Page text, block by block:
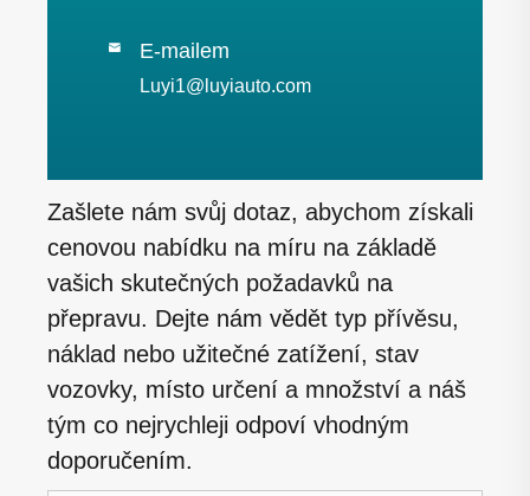
 E-mailem
Luyi1@luyiauto.com
Zašlete nám svůj dotaz, abychom získali
cenovou nabídku na míru na základě
vašich skutečných požadavků na
přepravu. Dejte nám vědět typ přívěsu,
náklad nebo užitečné zatížení, stav
vozovky, místo určení a množství a náš
tým co nejrychleji odpoví vhodným
doporučením.